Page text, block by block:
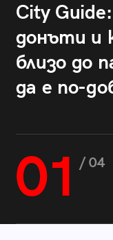
City
донъти и
близо до
да е по-
01 / 04